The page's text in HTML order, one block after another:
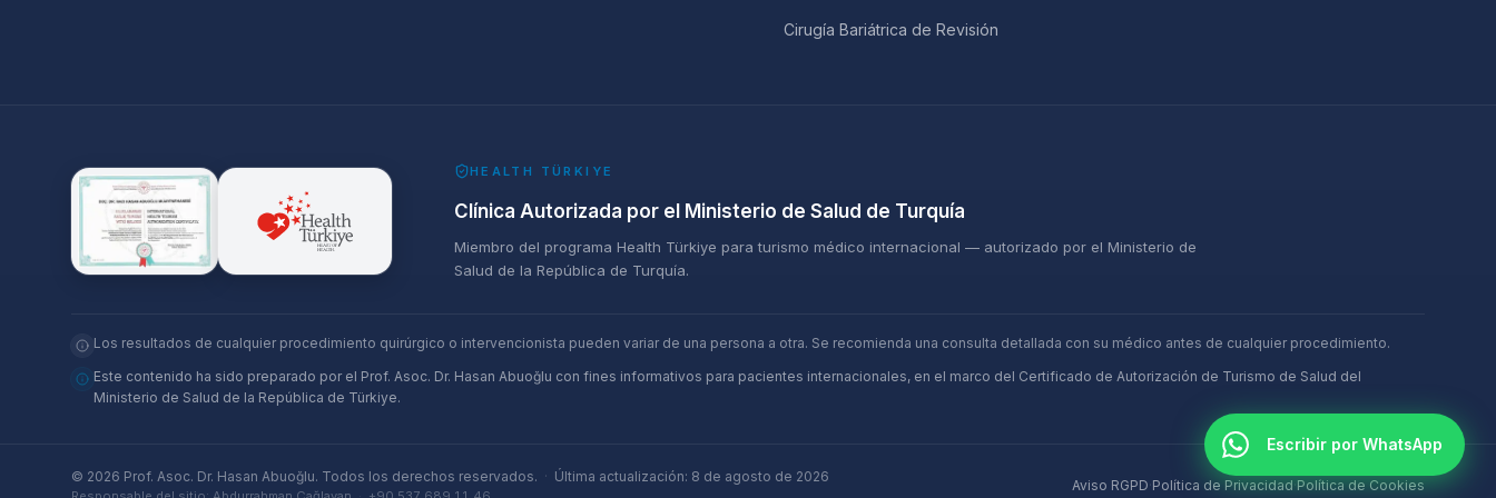
Cirugía Bariátrica de Revisión
HEALTH TÜRKIYE
Clínica Autorizada por el Ministerio de Salud de Turquía
Miembro del programa Health Türkiye para turismo médico internacional — autorizado por el Ministerio de
Salud de la República de Turquía.
Los resultados de cualquier procedimiento quirúrgico o intervencionista pueden variar de una persona a otra. Se recomienda una consulta detallada con su médico antes de cualquier procedimiento.
Este contenido ha sido preparado por el Prof. Asoc. Dr. Hasan Abuoğlu con fines informativos para pacientes internacionales, en el marco del Certificado de Autorización de Turismo de Salud del
Ministerio de Salud de la República de Türkiye.
© 2026 Prof. Asoc. Dr. Hasan Abuoğlu. Todos los derechos reservados. · Última actualización: 8 de agosto de 2026
Aviso RGPD·Política de Privacidad·Política de Cookies
Escribir por WhatsApp